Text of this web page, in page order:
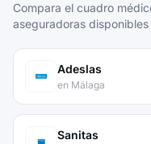
Compara el cuadro
aseguradoras
Adeslas
en Málaga
Sanitas